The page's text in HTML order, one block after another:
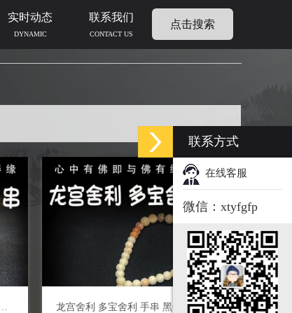
实时动态
DYNAMIC
联系我们
CONTACT US
点击搜索
刚 白灵骨 光明舍利 黑灵骨 财舍利 血舍利 跳出舍利 龙宫舍利 多宝舍利 手串 黑金刚 白灵骨 光明舍利 黑灵骨 财舍利 血舍利 跳出舍利
联系方式
在线客服
微信：xtyfgfp